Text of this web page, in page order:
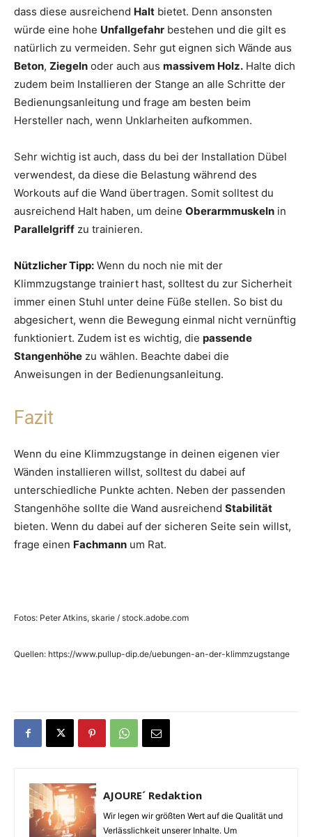
dass diese ausreichend Halt bietet. Denn ansonsten
würde eine hohe Unfallgefahr bestehen und die gilt es
natürlich zu vermeiden. Sehr gut eignen sich Wände aus
Beton, Ziegeln oder auch aus massivem Holz. Halte dich
zudem beim Installieren der Stange an alle Schritte der
Bedienungsanleitung und frage am besten beim
Hersteller nach, wenn Unklarheiten aufkommen.
Sehr wichtig ist auch, dass du bei der Installation Dübel
verwendest, da diese die Belastung während des
Workouts auf die Wand übertragen. Somit solltest du
ausreichend Halt haben, um deine Oberarmmuskeln in
Parallelgriff zu trainieren.
Nützlicher Tipp: Wenn du noch nie mit der
Klimmzugstange trainiert hast, solltest du zur Sicherheit
immer einen Stuhl unter deine Füße stellen. So bist du
abgesichert, wenn die Bewegung einmal nicht vernünftig
funktioniert. Zudem ist es wichtig, die passende
Stangenhöhe zu wählen. Beachte dabei die
Anweisungen in der Bedienungsanleitung.
Fazit
Wenn du eine Klimmzugstange in deinen eigenen vier
Wänden installieren willst, solltest du dabei auf
unterschiedliche Punkte achten. Neben der passenden
Stangenhöhe sollte die Wand ausreichend Stabilität
bieten. Wenn du dabei auf der sicheren Seite sein willst,
frage einen Fachmann um Rat.
Fotos: Peter Atkins, skarie / stock.adobe.com
Quellen: https://www.pullup-dip.de/uebungen-an-der-klimmzugstange
AJOURE´ Redaktion
Wir legen wir größten Wert auf die Qualität und
Verlässlichkeit unserer Inhalte. Um